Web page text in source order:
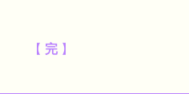
【 完 】